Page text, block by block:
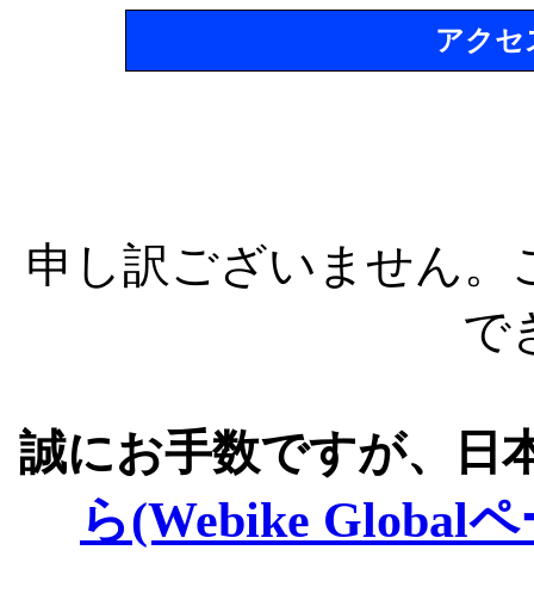
アクセ
申し訳ございません
で
誠にお手数ですが、日
ら(Webike Global